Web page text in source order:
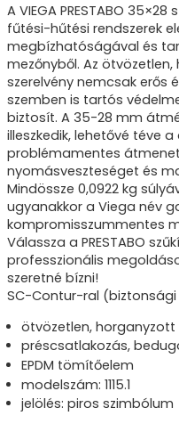
A VIEGA PRESTABO
fűtési-hűtési rendszerek
megbízhatóságával és
mezőnyből. Az
szerelvény nemcsak erős
szemben is tartós
biztosít. A 35-28 mm
illeszkedik, lehetővé téve
problémamentes
nyomásveszteséget és
Mindössze 0,0922 kg
ugyanakkor a Viega név
kompromisszummentes
Válassza a PRESTABO
professzionális
szeretné bízni!
SC-Contur-ral (biztonsági
ötvözetlen, horganyzott
préscsatlakozás,
EPDM tömítőelem
modelszám: 1115.1
jelölés: piros szimbólum